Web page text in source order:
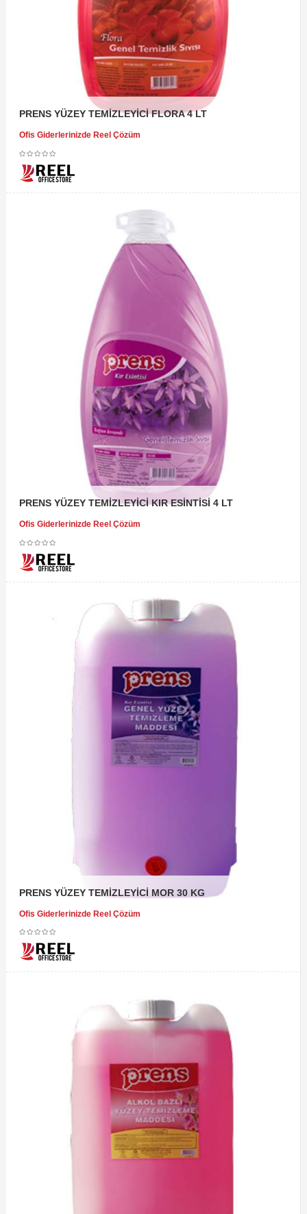
PRENS YÜZEY TEMİZLEYİCİ FLORA 4 LT
Ofis Giderlerinizde Reel Çözüm
PRENS YÜZEY TEMİZLEYİCİ KIR ESİNTİSİ 4 LT
Ofis Giderlerinizde Reel Çözüm
PRENS YÜZEY TEMİZLEYİCİ MOR 30 KG
Ofis Giderlerinizde Reel Çözüm